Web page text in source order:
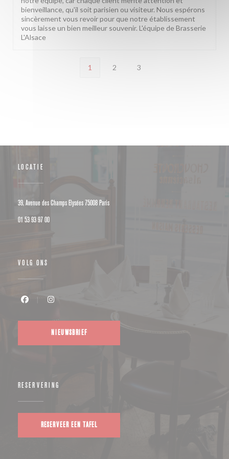
bienveillance, qu'il soit parisien ou visiteur. Nous espérons
sincèrement vous revoir pour que notre établissement
vous laisse un bien meilleur souvenir. L'équipe de Brasserie
L'Alsace
1 2 3
LOCATIE
39, Avenue des Champs Elysées 75008 Paris((opent in een nieuw venster))
01 53 93 97 00
VOLG ONS
NIEUWSBRIEF
RESERVERING
RESERVEER EEN TAFEL